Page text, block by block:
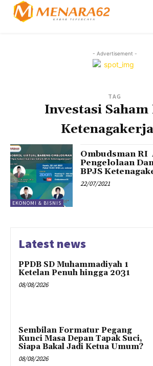
- Advertisement -
TAG
Investasi Saham
EKONOMI & BISNIS
Ombudsman RI
Pengelolaan
BPJS
22/07/2021
Latest news
PPDB SD Muhammadiyah 1
Ketelan Penuh hingga 2031
08/08/2026
Sembilan Formatur Pegang
Kunci Masa Depan Tapak Suci,
Siapa Bakal Jadi Ketua Umum?
08/08/2026